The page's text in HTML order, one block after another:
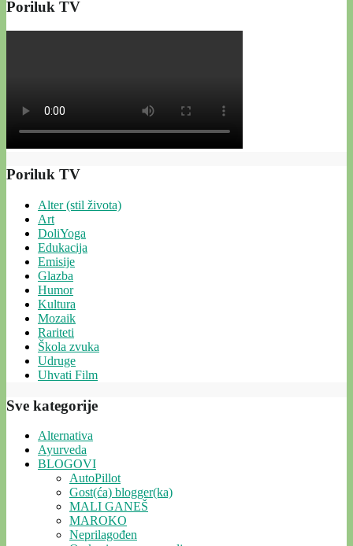
Poriluk TV
Poriluk TV
Alter (stil života)
Art
DoliYoga
Edukacija
Emisije
Glazba
Humor
Kultura
Mozaik
Rariteti
Škola zvuka
Udruge
Uhvati Film
Sve kategorije
Alternativa
Ayurveda
BLOGOVI
AutoPillot
Gost(ća) blogger(ka)
MALI GANEŠ
MAROKO
Neprilagođen